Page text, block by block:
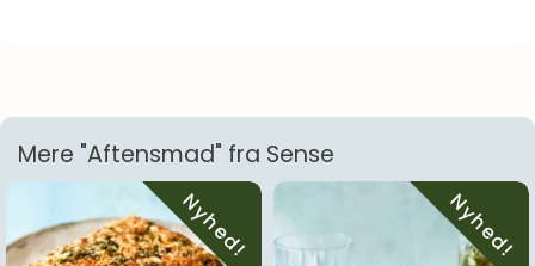
Mere "Aftensmad" fra Sense
Nyhed! Nyhed!